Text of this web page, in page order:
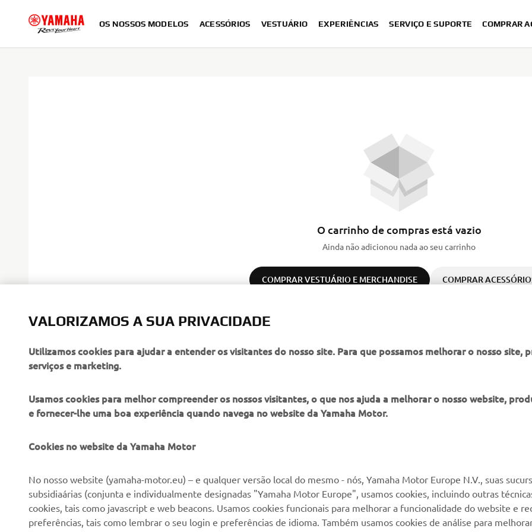
OS NOSSOS MODELOS ACESSÓRIOS VESTUÁRIO EXPERIÊNCIAS SERVIÇO E SUPORTE COMPRAR
O carrinho de compras está vazio
Ainda não adicionou nada ao seu carrinho
COMPRAR VESTUÁRIO E MERCHANDISE COMPRAR
EMPRESA
Notícias
Imprensa
PARA EMPRESAS
NEO's Delivery
Sistemas eBike
Yamaha Music
Yamaha Racing
Serviço de Apoio ao
Cliente
VALORIZAMOS A SUA PRIVACIDADE
Utilizamos cookies para ajudar a entender os visitantes do nosso site. Para que possamos melhorar o nosso site,
serviços e marketing.
Usamos cookies para melhor compreender os nossos visitantes, o que nos ajuda a melhorar o nosso website,
e fornecer-lhe uma boa experiência quando navega no website da Yamaha Motor.
Cookies no website da Yamaha Motor
No nosso website (yamaha-motor.eu) – e qualquer versão local do mesmo - nós, Yamaha Motor Europe N.V., suas
subsidiaárias (conjunta e individualmente designadas "Yamaha Motor Europe", usamos cookies, incluindo outras
cookies, tais como javascript e web beacons. Usamos cookies funcionais para melhorar a funcionalidade do website e
preferências, tais como lembrar o seu login e preferências de idioma. Também usamos cookies de análise para